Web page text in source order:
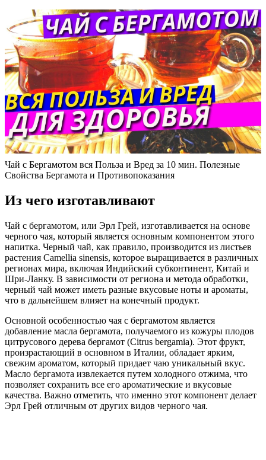
Чай с Бергамотом вся Польза и Вред за 10 мин. Полезные
Свойства Бергамота и Противопоказания
Из чего изготавливают
Чай с бергамотом, или Эрл Грей, изготавливается на основе
черного чая, который является основным компонентом этого
напитка. Черный чай, как правило, производится из листьев
растения Camellia sinensis, которое выращивается в различных
регионах мира, включая Индийский субконтинент, Китай и
Шри-Ланку. В зависимости от региона и метода обработки,
черный чай может иметь разные вкусовые ноты и ароматы,
что в дальнейшем влияет на конечный продукт.
Основной особенностью чая с бергамотом является
добавление масла бергамота, получаемого из кожуры плодов
цитрусового дерева бергамот (Citrus bergamia). Этот фрукт,
произрастающий в основном в Италии, обладает ярким,
свежим ароматом, который придает чаю уникальный вкус.
Масло бергамота извлекается путем холодного отжима, что
позволяет сохранить все его ароматические и вкусовые
качества. Важно отметить, что именно этот компонент делает
Эрл Грей отличным от других видов черного чая.